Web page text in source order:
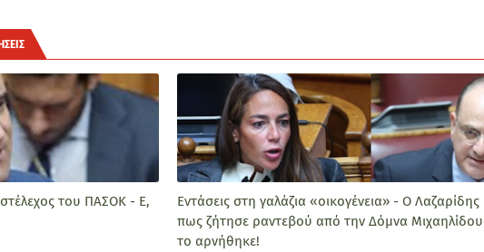
στέλεχος του ΠΑΣΟΚ - Ε,
Εντάσεις στη γαλάζια «οικογένεια» - O Λαζαρίδης
πως ζήτησε ραντεβού από την Δόμνα Μιχαηλίδου
το αρνήθηκε!